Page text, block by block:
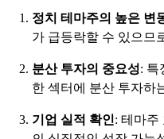
정치 테마주의 높은 변
가 급등락할 수 있으므
분산 투자의 중요성: 특
한 섹터에 분산 투자하
기업 실적 확인: 테마주